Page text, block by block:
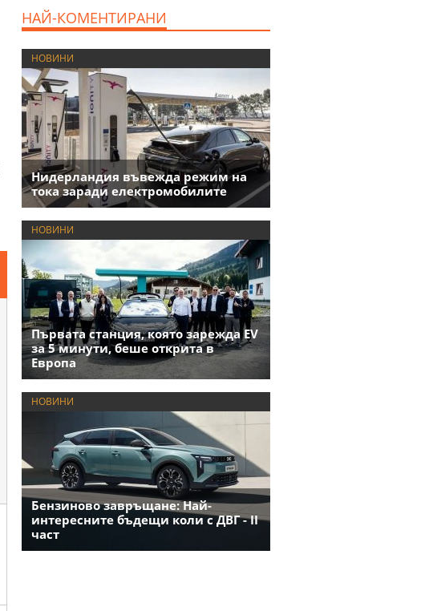
НАЙ-КОМЕНТИРАНИ
НОВИНИ
Нидерландия въвежда режим на
тока заради електромобилите
НОВИНИ
Първата станция, която зарежда EV
за 5 минути, беше открита в
Европа
НОВИНИ
Бензиново завръщане: Най-
интересните бъдещи коли с ДВГ - II
част